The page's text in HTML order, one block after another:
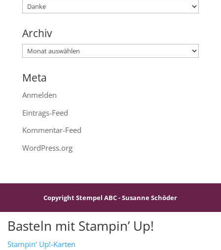
Kategorien
Archiv
Archiv
Meta
Anmelden
Eintrags-Feed
Kommentar-Feed
WordPress.org
Copyright Stempel ABC - Susanne Schöder
Basteln mit Stampin’ Up!
Stampin‘ Up!-Karten